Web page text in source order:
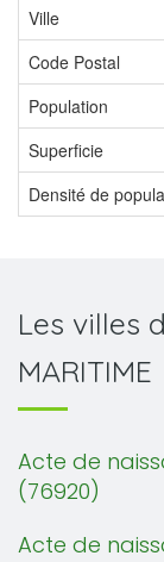
Ville
Code Postal
Population
Superficie
Densité de
Les villes
MARITIME
Acte de
(76920)
Acte de